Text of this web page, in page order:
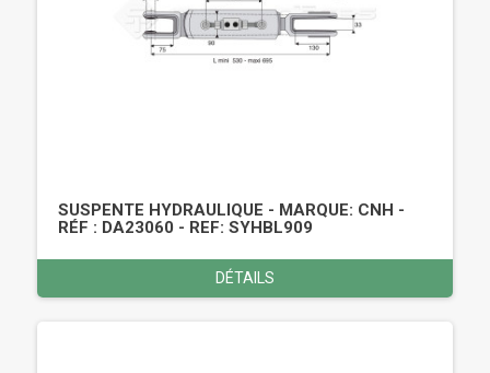
SUSPENTE HYDRAULIQUE - MARQUE: CNH -
RÉF : DA23060 - REF: SYHBL909
DÉTAILS